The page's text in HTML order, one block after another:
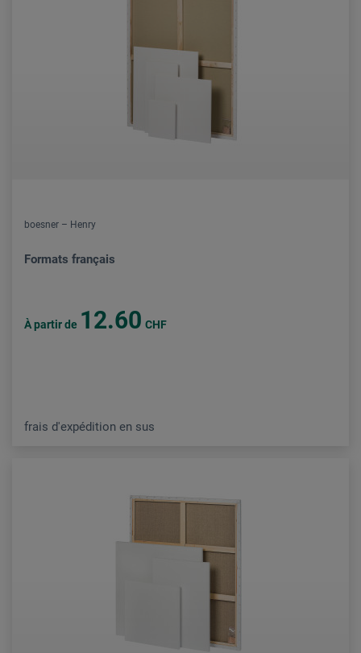
boesner – Henry
Formats français
À partir de 12.60 CHF
frais d'expédition en sus